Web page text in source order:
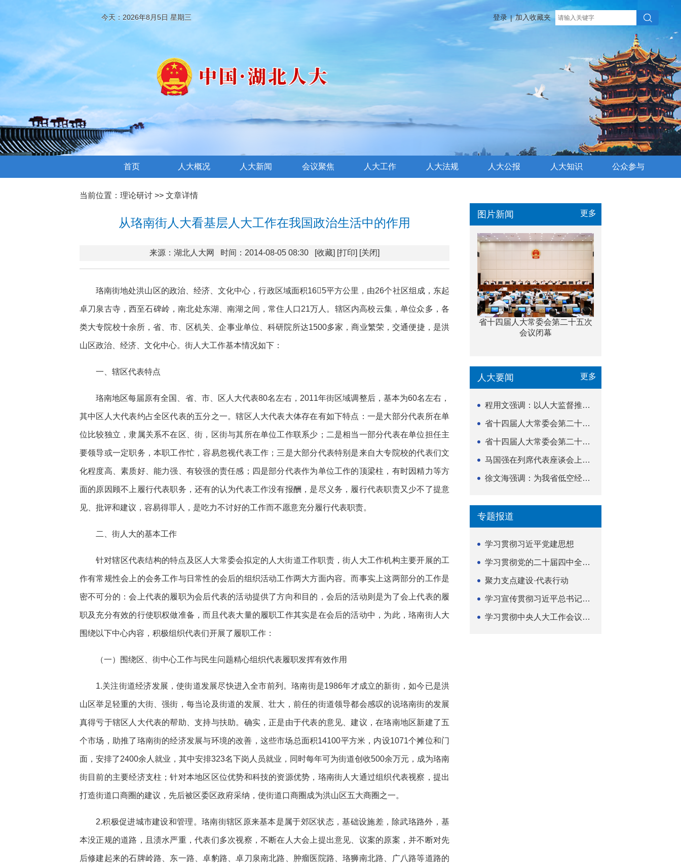
今天：2026年8月5日 星期三 登录 | 加入收藏夹
首页 人大概况 人大新闻 会议聚焦 人大工作 人大法规 人大公报 人大知识 公众参与
当前位置： 理论研讨 >> 文章详情
从珞南街人大看基层人大工作在我国政治生活中的作用
来源：湖北人大网 时间：2014-08-05 08:30 [收藏] [打印] [关闭]
珞南街地处洪山区的政治、经济、文化中心，行政区域面积165平方公里，由26个社区组成，东起
卓刀泉古寺，西至石碑岭，南北处东湖、南湖之间，常住人口21万人。辖区内高校云集，单位众多，各
类大专院校十余所，省、市、区机关、企事业单位、科研院所达1500多家，商业繁荣，交通便捷，是洪
山区政治、经济、文化中心。街人大工作基本情况如下：
一、辖区代表特点
珞南地区每届原有全国、省、市、区人大代表80名左右，2011年街区域调整后，基本为60名左右，
其中区人大代表约占全区代表的五分之一。辖区人大代表大体存在有如下特点：一是大部分代表所在单
位比较独立，隶属关系不在区、街，区街与其所在单位工作联系少；二是相当一部分代表在单位担任主
要领导或一定职务，本职工作忙，容易忽视代表工作；三是大部分代表特别是来自大专院校的代表们文
化程度高、素质好、能力强、有较强的责任感；四是部分代表作为单位工作的顶梁柱，有时因精力等方
面的原因顾不上履行代表职务，还有的认为代表工作没有报酬，是尽义务，履行代表职责又少不了提意
见、批评和建议，容易得罪人，是吃力不讨好的工作而不愿意充分履行代表职责。
二、街人大的基本工作
针对辖区代表结构的特点及区人大常委会拟定的人大街道工作职责，街人大工作机构主要开展的工
作有常规性会上的会务工作与日常性的会后的组织活动工作两大方面内容。而事实上这两部分的工作是
密不可分的：会上代表的履职为会后代表的活动提供了方向和目的，会后的活动则是为了会上代表的履
职及充分有效的行使职权做准备，而且代表大量的履职工作其实是在会后的活动中，为此，珞南街人大
围绕以下中心内容，积极组织代表们开展了履职工作：
（一）围绕区、街中心工作与民生问题精心组织代表履职发挥有效作用
1.关注街道经济发展，使街道发展尽快进入全市前列。珞南街是1986年才成立的新街，如今已是洪
山区举足轻重的大街、强街，每当论及街道的发展、壮大，前任的街道领导都会感叹的说珞南街的发展
真得亏于辖区人大代表的帮助、支持与扶助。确实，正是由于代表的意见、建议，在珞南地区新建了五
个市场，助推了珞南街的经济发展与环境的改善，这些市场总面积14100平方米，内设1071个摊位和门
面，安排了2400余人就业，其中安排323名下岗人员就业，同时每年可为街道创收500余万元，成为珞南
街目前的主要经济支柱；针对本地区区位优势和科技的资源优势，珞南街人大通过组织代表视察，提出
打造街道口商圈的建议，先后被区委区政府采纳，使街道口商圈成为洪山区五大商圈之一。
2.积极促进城市建设和管理。珞南街辖区原来基本是属于郊区状态，基础设施差，除武珞路外，基
本没正规的道路，且渍水严重，代表们多次视察，不断在人大会上提出意见、议案的原案，并不断对先
后修建起来的石牌岭路、东一路、卓豹路、卓刀泉南北路、肿瘤医院路、珞狮南北路、广八路等道路的
图片新闻 更多
省十四届人大常委会第二十五次
会议闭幕
人大要闻 更多
程用文强调：以人大监督推动科技金融高质量发展
省十四届人大常委会第二十五次会议闭幕
省十四届人大常委会第二十五次会议举行
马国强在列席代表座谈会上强调 以精准履职筑牢荆楚...
徐文海强调：为我省低空经济高质量发展提供法治支撑
专题报道
学习贯彻习近平党建思想
学习贯彻党的二十届四中全会精神
聚力支点建设·代表行动
学习宣传贯彻习近平总书记关于坚持
学习贯彻中央人大工作会议精神